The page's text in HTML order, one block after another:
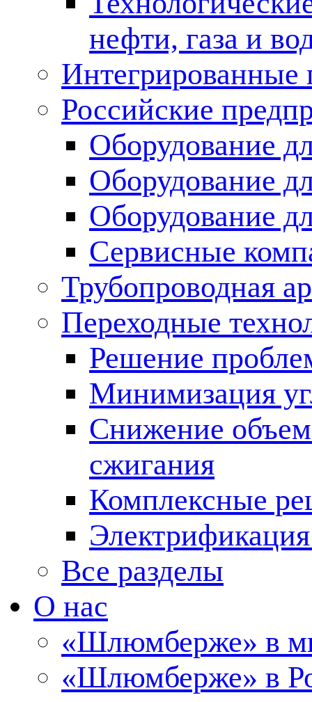
нефти, газа и
Российские
Оборудование
Оборудование
Оборудование
Сервисные
Трубопроводная
Переходные
Решение
Минимизация
Снижение
сжигания
Комплексные
Все разделы
О нас
«Шлюмберже» в
«Шлюмберже» в